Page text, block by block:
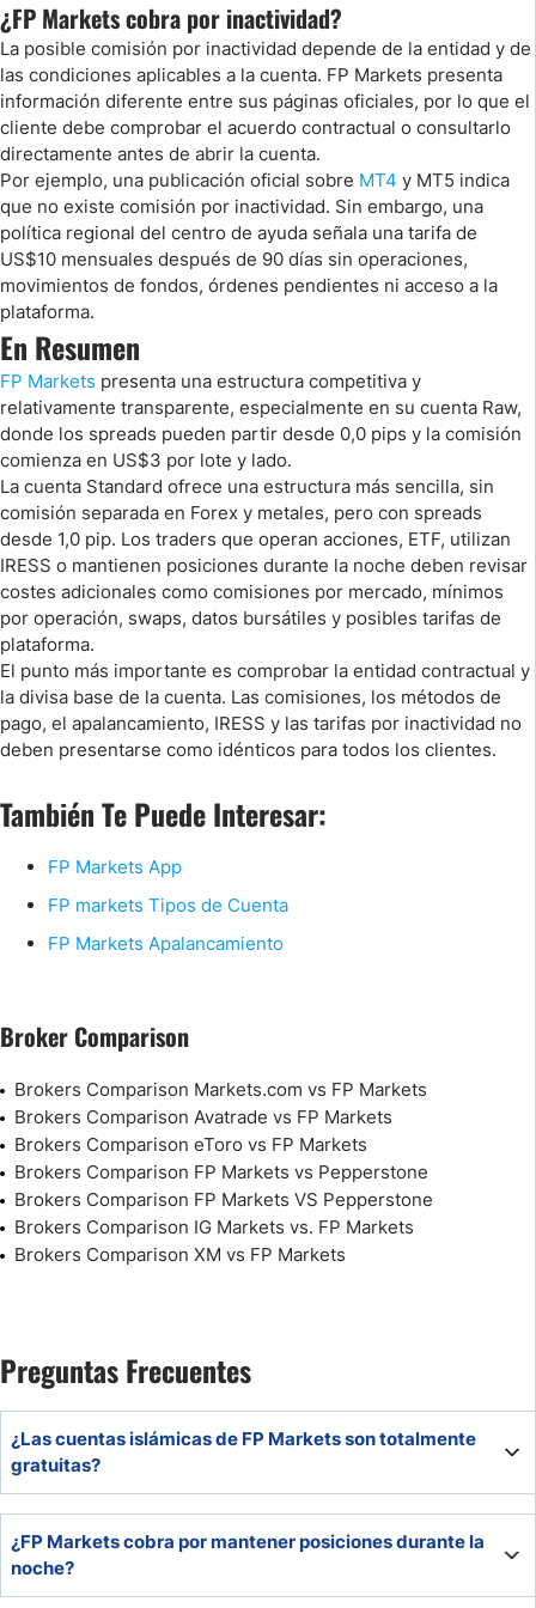
¿FP Markets cobra por inactividad?
La posible comisión por inactividad depende de la entidad y de
las condiciones aplicables a la cuenta. FP Markets presenta
información diferente entre sus páginas oficiales, por lo que el
cliente debe comprobar el acuerdo contractual o consultarlo
directamente antes de abrir la cuenta.
Por ejemplo, una publicación oficial sobre MT4 y MT5 indica
que no existe comisión por inactividad. Sin embargo, una
política regional del centro de ayuda señala una tarifa de
US$10 mensuales después de 90 días sin operaciones,
movimientos de fondos, órdenes pendientes ni acceso a la
plataforma.
En Resumen
FP Markets presenta una estructura competitiva y
relativamente transparente, especialmente en su cuenta Raw,
donde los spreads pueden partir desde 0,0 pips y la comisión
comienza en US$3 por lote y lado.
La cuenta Standard ofrece una estructura más sencilla, sin
comisión separada en Forex y metales, pero con spreads
desde 1,0 pip. Los traders que operan acciones, ETF, utilizan
IRESS o mantienen posiciones durante la noche deben revisar
costes adicionales como comisiones por mercado, mínimos
por operación, swaps, datos bursátiles y posibles tarifas de
plataforma.
El punto más importante es comprobar la entidad contractual y
la divisa base de la cuenta. Las comisiones, los métodos de
pago, el apalancamiento, IRESS y las tarifas por inactividad no
deben presentarse como idénticos para todos los clientes.
También Te Puede Interesar:
FP Markets App
FP markets Tipos de Cuenta
FP Markets Apalancamiento
Broker Comparison
Brokers Comparison Markets.com vs FP Markets
Brokers Comparison Avatrade vs FP Markets
Brokers Comparison eToro vs FP Markets
Brokers Comparison FP Markets vs Pepperstone
Brokers Comparison FP Markets VS Pepperstone
Brokers Comparison IG Markets vs. FP Markets
Brokers Comparison XM vs FP Markets
Preguntas Frecuentes
¿Las cuentas islámicas de FP Markets son totalmente
gratuitas?
elegibles, pero pueden aplicar una tarifa administrativa
después del periodo inicial sin cargos.
¿FP Markets cobra por mantener posiciones durante la
noche?